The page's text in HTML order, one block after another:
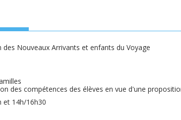
Nouveaux Arrivants et enfants du Voyage
des compétences des élèves en vue d'une
et 14h/16h30